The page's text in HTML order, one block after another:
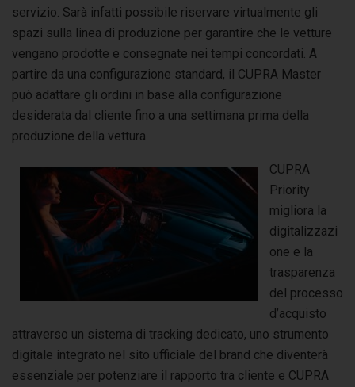
servizio. Sarà infatti possibile riservare virtualmente gli
spazi sulla linea di produzione per garantire che le vetture
vengano prodotte e consegnate nei tempi concordati. A
partire da una configurazione standard, il CUPRA Master
può adattare gli ordini in base alla configurazione
desiderata dal cliente fino a una settimana prima della
produzione della vettura.
CUPRA
Priority
migliora la
digitalizzazi
one e la
trasparenza
del processo
d’acquisto
attraverso un sistema di tracking dedicato, uno strumento
digitale integrato nel sito ufficiale del brand che diventerà
essenziale per potenziare il rapporto tra cliente e CUPRA